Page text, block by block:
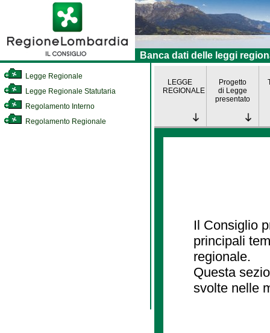
Banca dati delle leggi
Legge Regionale
Legge Regionale Statutaria
Regolamento Interno
Regolamento Regionale
LEGGE
REGIONALE
Progetto
di Legge
presentato
Il Consiglio
principali
regionale.
Questa
svolte nelle